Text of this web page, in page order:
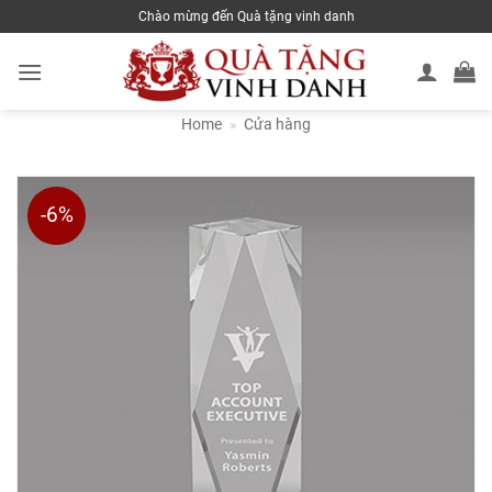
to
content
Chào mừng đến Quà tặng vinh danh
Home » Cửa hàng
-6%